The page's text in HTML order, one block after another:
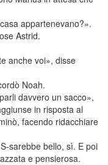
appartenevano?».
Astrid.
anche voi», disse
Noah.
davvero un sacco»,
in risposta al
facendo ridacchiare
sarebbe bello, sì. E poi
e pensierosa.